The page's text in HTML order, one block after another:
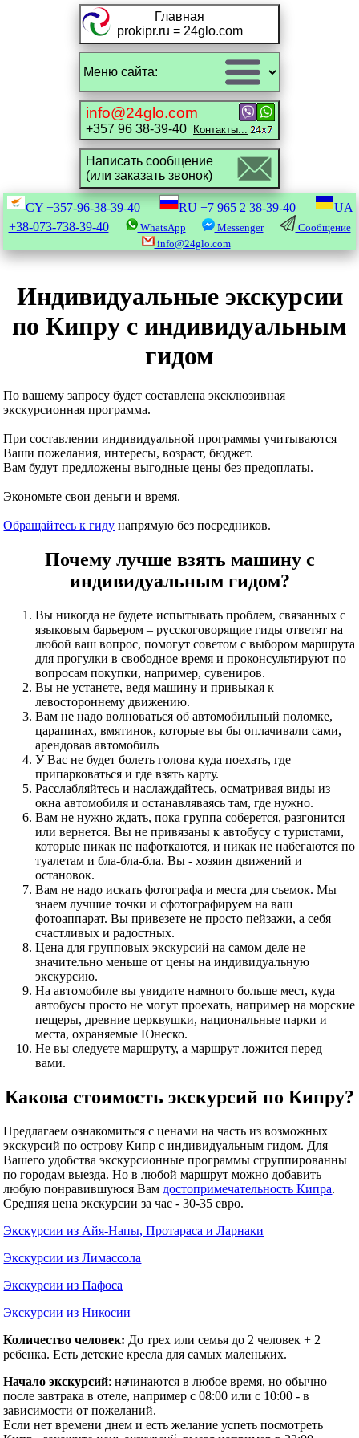
Главная
prokipr.ru = 24glo.com
info@24glo.com
+357 96 38-39-40 Контакты...
Написать сообщение
(или заказать звонок)
CY +357-96-38-39-40 RU +7 965 2 38-39-40
UA
+38-073-738-39-40
WhatsApp Messenger
Сообщение
info@24glo.com
Индивидуальные экскурсии
по Кипру с индивидуальным
гидом
По вашему запросу будет составлена эксклюзивная
экскурсионная программа.
При составлении индивидуальной программы учитываются
Ваши пожелания, интересы, возраст, бюджет.
Вам будут предложены выгодные цены без предоплаты.
Экономьте свои деньги и время.
Обращайтесь к гиду напрямую без посредников.
Почему лучше взять машину с
индивидуальным гидом?
Вы никогда не будете испытывать проблем, связанных с
языковым барьером – русскоговорящие гиды ответят на
любой ваш вопрос, помогут советом с выбором маршрута
для прогулки в свободное время и проконсультируют по
вопросам покупки, например, сувениров.
Вы не устанете, ведя машину и привыкая к
левостороннему движению.
Вам не надо волноваться об автомобильный поломке,
царапинах, вмятинок, которые вы бы оплачивали сами,
арендовав автомобиль
У Вас не будет болеть голова куда поехать, где
припарковаться и где взять карту.
Расслабляйтесь и наслаждайтесь, осматривая виды из
окна автомобиля и останавляваясь там, где нужно.
Вам не нужно ждать, пока группа соберется, разгонится
или вернется. Вы не привязаны к автобусу с туристами,
которые никак не нафоткаются, и никак не набегаются по
туалетам и бла-бла-бла. Вы - хозяин движений и
остановок.
Вам не надо искать фотографа и места для съемок. Мы
знаем лучшие точки и сфотографируем на ваш
фотоаппарат. Вы привезете не просто пейзажи, а себя
счастливых и радостных.
Цена для групповых экскурсий на самом деле не
значительно меньше от цены на индивидуальную
экскурсию.
На автомобиле вы увидите намного больше мест, куда
автобусы просто не могут проехать, например на морские
пещеры, древние церквушки, национальные парки и
места, охраняемые Юнеско.
Не вы следуете маршруту, а маршрут ложится перед
вами.
Какова стоимость экскурсий по Кипру?
Предлагаем ознакомиться с ценами на часть из возможных
экскурсий по острову Кипр с индивидуальным гидом. Для
Вашего удобства экскурсионные программы сгруппированны
по городам выезда. Но в любой маршрут можно добавить
любую понравившуюся Вам достопримечательность Кипра.
Средняя цена экскурсии за час - 30-35 евро.
Экскурсии из Айя-Напы, Протараса и Ларнаки
Экскурсии из Лимассола
Экскурсии из Пафоса
Экскурсии из Никосии
Количество человек: До трех или семья до 2 человек + 2
ребенка. Есть детские кресла для самых маленьких.
Начало экскурсий: начинаются в любое время, но обычно
после завтрака в отеле, например с 08:00 или с 10:00 - в
зависимости от пожеланий.
Если нет времени днем и есть желание успеть посмотреть